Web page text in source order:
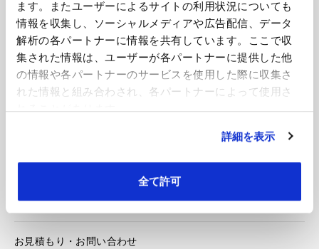
ます。またユーザーによるサイトの利用状況についても
情報を収集し、ソーシャルメディアや広告配信、データ
解析の各パートナーに情報を共有しています。ここで収
集された情報は、ユーザーが各パートナーに提供した他
の情報や各パートナーのサービスを使用した際に収集さ
れた情報と組み合わされ、各パートナーによって使用さ
れることがあります。
詳細を表示
全て許可
王子エフテックスについて
企業情報
技術・開発
導入事例
ニュース
お見積もり・お問い合わせ